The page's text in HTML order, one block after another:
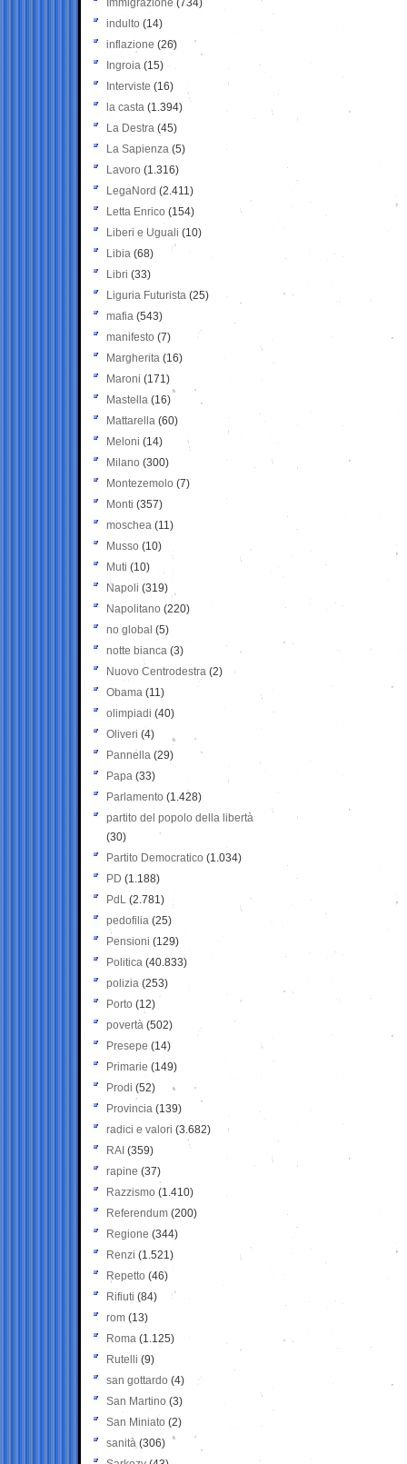
Immigrazione (734)
indulto (14)
inflazione (26)
Ingroia (15)
Interviste (16)
la casta (1.394)
La Destra (45)
La Sapienza (5)
Lavoro (1.316)
LegaNord (2.411)
Letta Enrico (154)
Liberi e Uguali (10)
Libia (68)
Libri (33)
Liguria Futurista (25)
mafia (543)
manifesto (7)
Margherita (16)
Maroni (171)
Mastella (16)
Mattarella (60)
Meloni (14)
Milano (300)
Montezemolo (7)
Monti (357)
moschea (11)
Musso (10)
Muti (10)
Napoli (319)
Napolitano (220)
no global (5)
notte bianca (3)
Nuovo Centrodestra (2)
Obama (11)
olimpiadi (40)
Oliveri (4)
Pannella (29)
Papa (33)
Parlamento (1.428)
partito del popolo della libertà
(30)
Partito Democratico (1.034)
PD (1.188)
PdL (2.781)
pedofilia (25)
Pensioni (129)
Politica (40.833)
polizia (253)
Porto (12)
povertà (502)
Presepe (14)
Primarie (149)
Prodi (52)
Provincia (139)
radici e valori (3.682)
RAI (359)
rapine (37)
Razzismo (1.410)
Referendum (200)
Regione (344)
Renzi (1.521)
Repetto (46)
Rifiuti (84)
rom (13)
Roma (1.125)
Rutelli (9)
san gottardo (4)
San Martino (3)
San Miniato (2)
sanità (306)